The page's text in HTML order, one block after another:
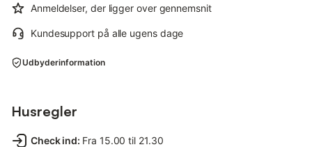
Anmeldelser, der ligger over gennemsnit
Kundesupport på alle ugens dage
Udbyderinformation
Husregler
Check ind: Fra 15.00 til 21.30